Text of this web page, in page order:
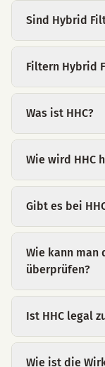
Sind Hybrid
Filtern Hybrid
Was ist HHC?
Wie wird HHC
Gibt es bei
Wie kann man
überprüfen?
Ist HHC legal
Wie ist die